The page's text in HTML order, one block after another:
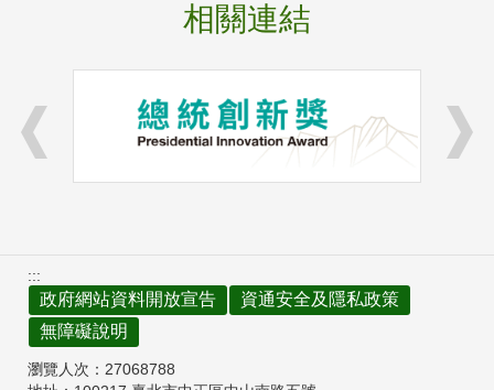
相關連結
:::
政府網站資料開放宣告
資通安全及隱私政策
無障礙說明
瀏覽人次： 27068788